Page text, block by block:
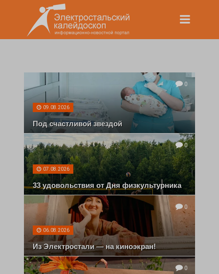
0
09.08.2026
Под счастливой звездой
0
07.08.2026
33 удовольствия от Дня физкультурника
0
06.08.2026
Из Электростали — на киноэкран!
0